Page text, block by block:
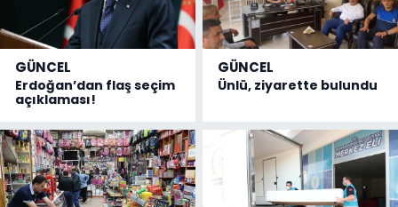
GÜNCEL
Erdoğan’dan flaş seçim
açıklaması!
GÜNCEL
Ünlü, ziyarette bulundu